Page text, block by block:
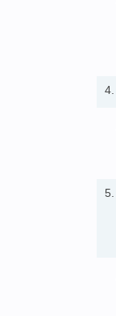
4.
5.